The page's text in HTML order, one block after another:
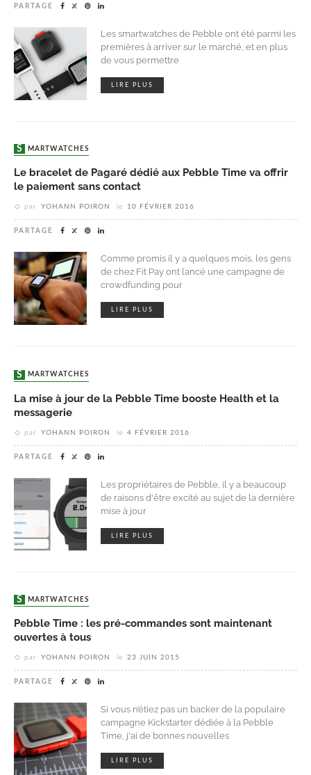
PARTAGE
Les smartwatches de Pebble ont été parmi les
premières à arriver sur le marché, et en plus
de vous permettre
LIRE PLUS
SMARTWATCHES
Le bracelet de Pagaré dédié aux Pebble Time va offrir
le paiement sans contact
par YOHANN POIRON le 10 FÉVRIER 2016
PARTAGE
Comme promis il y a quelques mois, les gens
de chez Fit Pay ont lancé une campagne de
crowdfunding pour
LIRE PLUS
SMARTWATCHES
La mise à jour de la Pebble Time booste Health et la
messagerie
par YOHANN POIRON le 4 FÉVRIER 2016
PARTAGE
Les propriétaires de Pebble, il y a beaucoup
de raisons d'être excité au sujet de la dernière
mise à jour
LIRE PLUS
SMARTWATCHES
Pebble Time : les pré-commandes sont maintenant
ouvertes à tous
par YOHANN POIRON le 23 JUIN 2015
PARTAGE
Si vous n’étiez pas un backer de la populaire
campagne Kickstarter dédiée à la Pebble
Time, j'ai de bonnes nouvelles
LIRE PLUS